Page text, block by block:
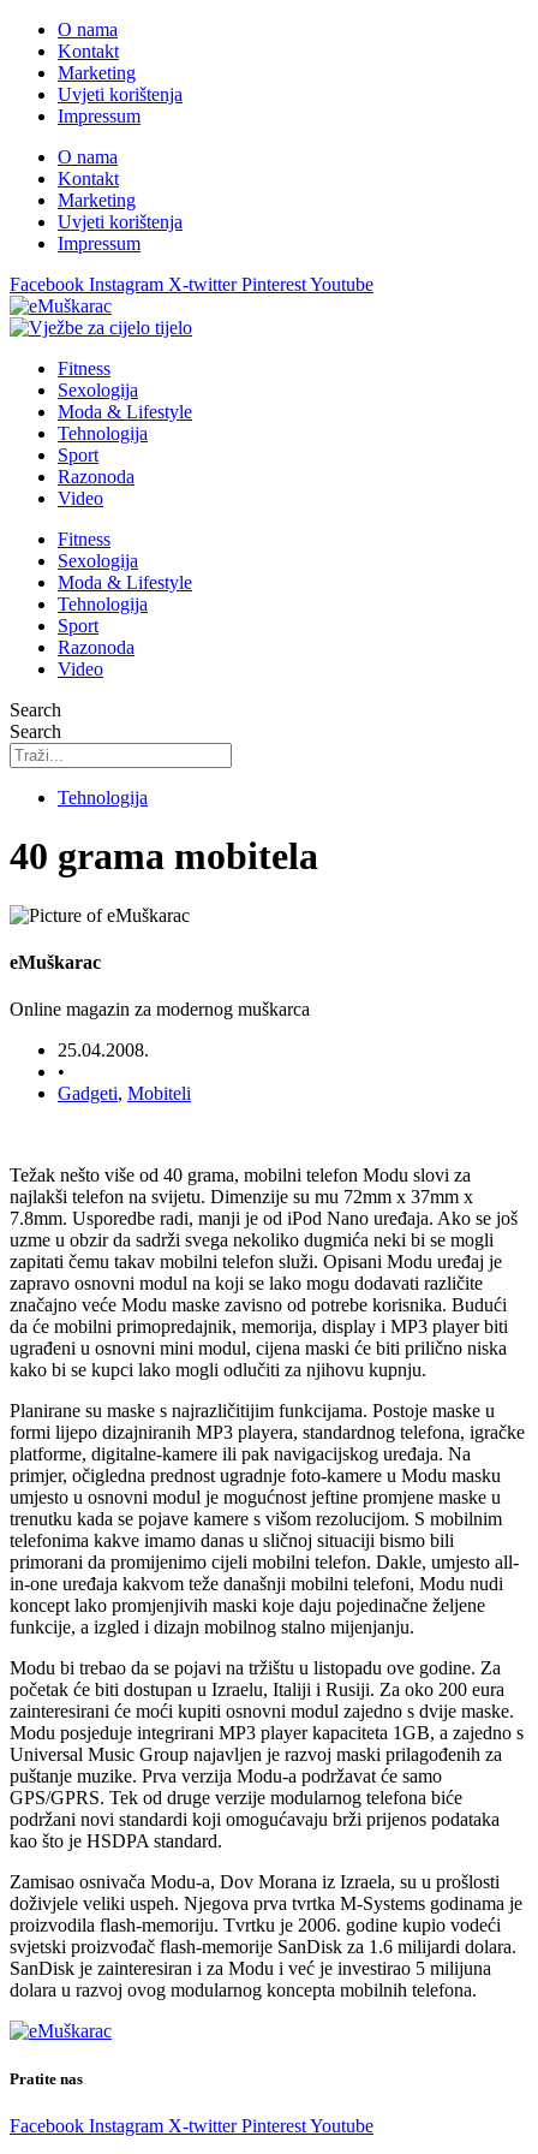
O nama
Kontakt
Marketing
Uvjeti korištenja
Impressum
O nama
Kontakt
Marketing
Uvjeti korištenja
Impressum
Facebook Instagram X-twitter PinterestYoutube
Fitness
Sexologija
Moda & Lifestyle
Tehnologija
Sport
Razonoda
Video
Fitness
Sexologija
Moda & Lifestyle
Tehnologija
Sport
Razonoda
Video
Search
Search
Tehnologija
40 grama mobitela
eMuškarac
Online magazin za modernog muškarca
25.04.2008.
•
Gadgeti, Mobiteli
Težak nešto više od 40 grama, mobilni telefon Modu slovi za
najlakši telefon na svijetu. Dimenzije su mu 72mm x 37mm x
7.8mm. Usporedbe radi, manji je od iPod Nano uređaja. Ako se još
uzme u obzir da sadrži svega nekoliko dugmića neki bi se mogli
zapitati čemu takav mobilni telefon služi. Opisani Modu uređaj je
zapravo osnovni modul na koji se lako mogu dodavati različite
značajno veće Modu maske zavisno od potrebe korisnika. Budući
da će mobilni primopredajnik, memorija, display i MP3 player biti
ugrađeni u osnovni mini modul, cijena maski će biti prilično niska
kako bi se kupci lako mogli odlučiti za njihovu kupnju.
Planirane su maske s najrazličitijim funkcijama. Postoje maske u
formi lijepo dizajniranih MP3 playera, standardnog telefona, igračke
platforme, digitalne-kamere ili pak navigacijskog uređaja. Na
primjer, očigledna prednost ugradnje foto-kamere u Modu masku
umjesto u osnovni modul je mogućnost jeftine promjene maske u
trenutku kada se pojave kamere s višom rezolucijom. S mobilnim
telefonima kakve imamo danas u sličnoj situaciji bismo bili
primorani da promijenimo cijeli mobilni telefon. Dakle, umjesto all-
in-one uređaja kakvom teže današnji mobilni telefoni, Modu nudi
koncept lako promjenjivih maski koje daju pojedinačne željene
funkcije, a izgled i dizajn mobilnog stalno mijenjanju.
Modu bi trebao da se pojavi na tržištu u listopadu ove godine. Za
početak će biti dostupan u Izraelu, Italiji i Rusiji. Za oko 200 eura
zainteresirani će moći kupiti osnovni modul zajedno s dvije maske.
Modu posjeduje integrirani MP3 player kapaciteta 1GB, a zajedno s
Universal Music Group najavljen je razvoj maski prilagođenih za
puštanje muzike. Prva verzija Modu-a podržavat će samo
GPS/GPRS. Tek od druge verzije modularnog telefona biće
podržani novi standardi koji omogućavaju brži prijenos podataka
kao što je HSDPA standard.
Zamisao osnivača Modu-a, Dov Morana iz Izraela, su u prošlosti
doživjele veliki uspeh. Njegova prva tvrtka M-Systems godinama je
proizvodila flash-memoriju. Tvrtku je 2006. godine kupio vodeći
svjetski proizvođač flash-memorije SanDisk za 1.6 milijardi dolara.
SanDisk je zainteresiran i za Modu i već je investirao 5 milijuna
dolara u razvoj ovog modularnog koncepta mobilnih telefona.
Pratite nas
Facebook Instagram X-twitter PinterestYoutube